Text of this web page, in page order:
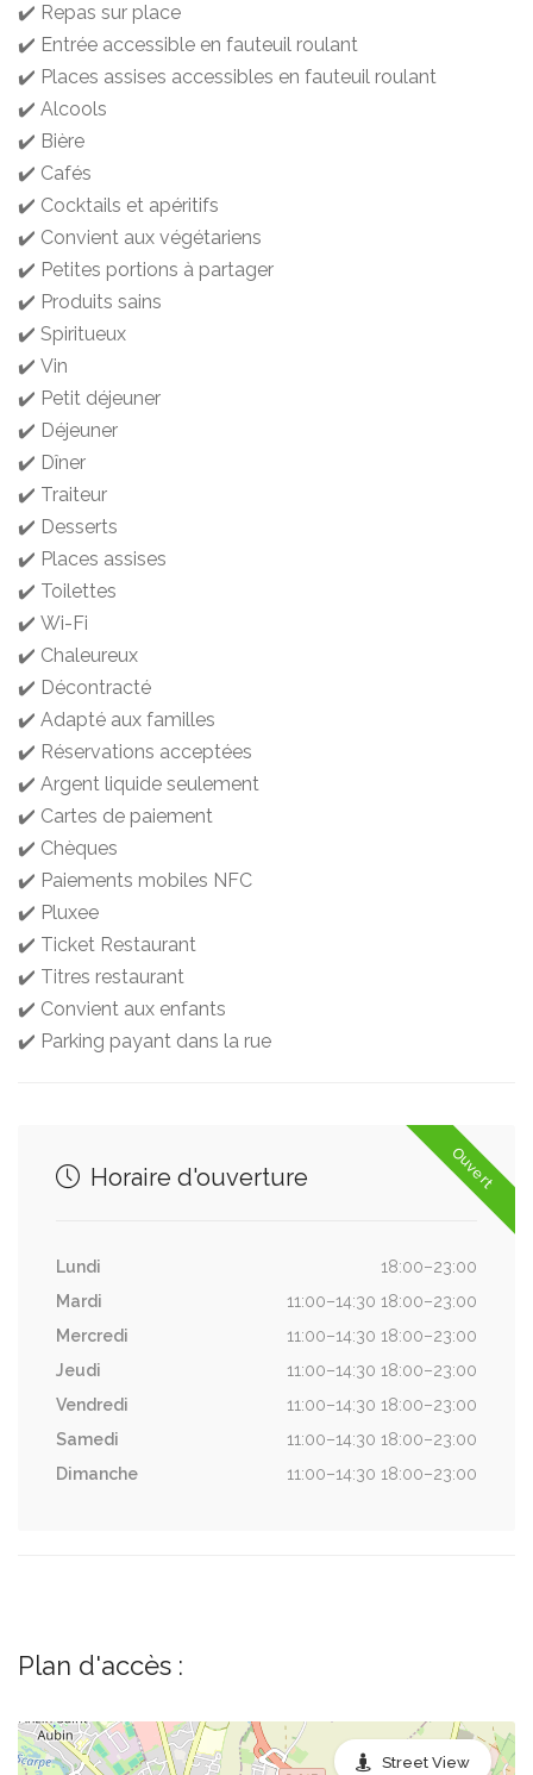
✔️ Repas sur place
✔️ Entrée accessible en fauteuil roulant
✔️ Places assises accessibles en fauteuil roulant
✔️ Alcools
✔️ Bière
✔️ Cafés
✔️ Cocktails et apéritifs
✔️ Convient aux végétariens
✔️ Petites portions à partager
✔️ Produits sains
✔️ Spiritueux
✔️ Vin
✔️ Petit déjeuner
✔️ Déjeuner
✔️ Dîner
✔️ Traiteur
✔️ Desserts
✔️ Places assises
✔️ Toilettes
✔️ Wi-Fi
✔️ Chaleureux
✔️ Décontracté
✔️ Adapté aux familles
✔️ Réservations acceptées
✔️ Argent liquide seulement
✔️ Cartes de paiement
✔️ Chèques
✔️ Paiements mobiles NFC
✔️ Pluxee
✔️ Ticket Restaurant
✔️ Titres restaurant
✔️ Convient aux enfants
✔️ Parking payant dans la rue
Ouvert
Horaire d'ouverture
Lundi
18:00–23:00
Mardi
11:00–14:30 18:00–23:00
Mercredi
11:00–14:30 18:00–23:00
Jeudi
11:00–14:30 18:00–23:00
Vendredi
11:00–14:30 18:00–23:00
Samedi
11:00–14:30 18:00–23:00
Dimanche
11:00–14:30 18:00–23:00
Plan d'accès :
Street View